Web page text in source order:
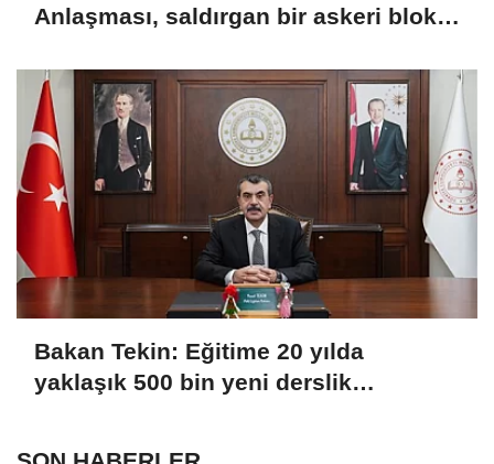
Anlaşması, saldırgan bir askeri blok
Bakan Tekin: Eğitime 20 yılda
yaklaşık 500 bin yeni derslik